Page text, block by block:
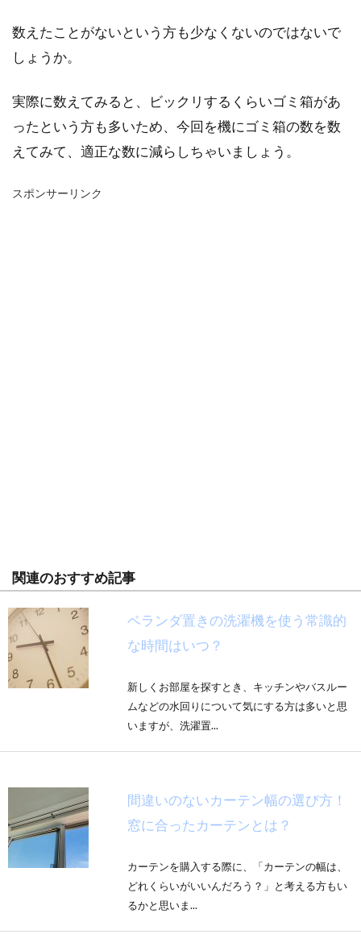
数えたことがないという方も少なくないのではないで
しょうか。
実際に数えてみると、ビックリするくらいゴミ箱があ
ったという方も多いため、今回を機にゴミ箱の数を数
えてみて、適正な数に減らしちゃいましょう。
スポンサーリンク
関連のおすすめ記事
ベランダ置きの洗濯機を使う常識的
な時間はいつ？
新しくお部屋を探すとき、キッチンやバスルー
ムなどの水回りについて気にする方は多いと思
いますが、洗濯置...
間違いのないカーテン幅の選び方！
窓に合ったカーテンとは？
カーテンを購入する際に、「カーテンの幅は、
どれくらいがいいんだろう？」と考える方もい
るかと思いま...